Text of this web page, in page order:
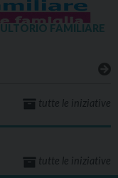
FAMILIARE
tutte le iniziative
tutte le iniziative